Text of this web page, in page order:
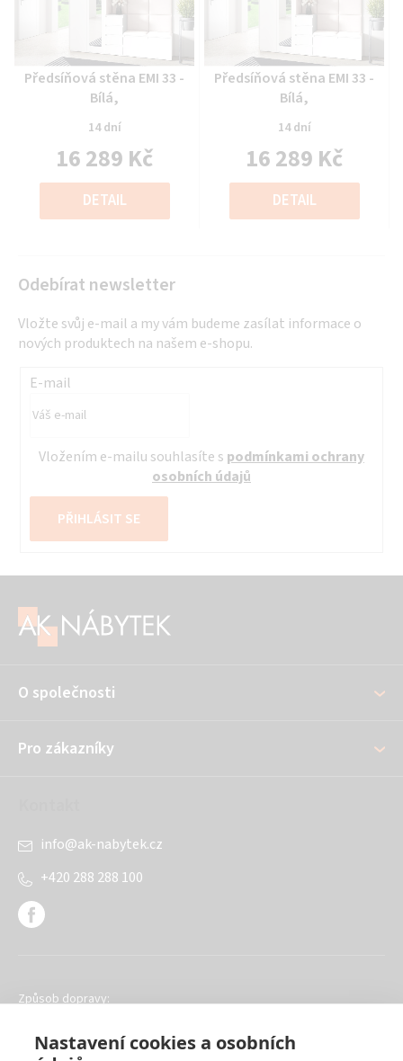
Nastavení cookies a osobních
Průměrné
hodnocení
produktu
je
0,0
5
hvězdiček.
Předsíňová stěna EMI 33 -
Bílá,
14 dní
16 289 Kč
Měrná
cena:
DETAIL
Průměrné
hodnocení
produktu
je
0,0
5
hvězdiček.
Předsíňová stěna EMI 33 -
Bílá,
14 dní
16 289 Kč
Měrná
cena:
DETAIL
Odebírat newsletter
Vložte svůj e-mail a my vám budeme zasílat informace o
nových produktech na našem e-shopu.
E-mail
Vložením e-mailu souhlasíte s podmínkami ochrany
osobních údajů
PŘIHLÁSIT SE
O společnosti
Pro zákazníky
info@ak-nabytek.cz
+420 288 288 100
Způsob dopravy: